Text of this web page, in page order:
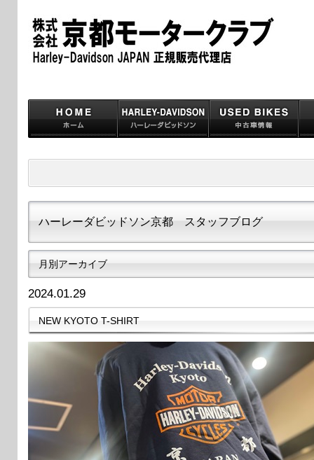
ハーレーダビッドソン京都 スタッフブログ
月別アーカイブ
2024.01.29
NEW KYOTO T-SHIRT